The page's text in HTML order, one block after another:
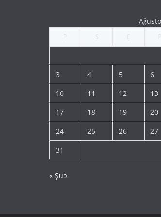
3 4 5 6
10 11 12 13
17 18 19 20
24 25 26 27
31
« Şub